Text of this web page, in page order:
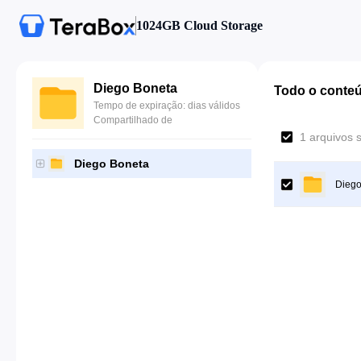
1024GB Cloud Storage
Diego Boneta
Tempo de expiração: dias válidos
Compartilhado de
Diego Boneta
Todo o
1 arquivos